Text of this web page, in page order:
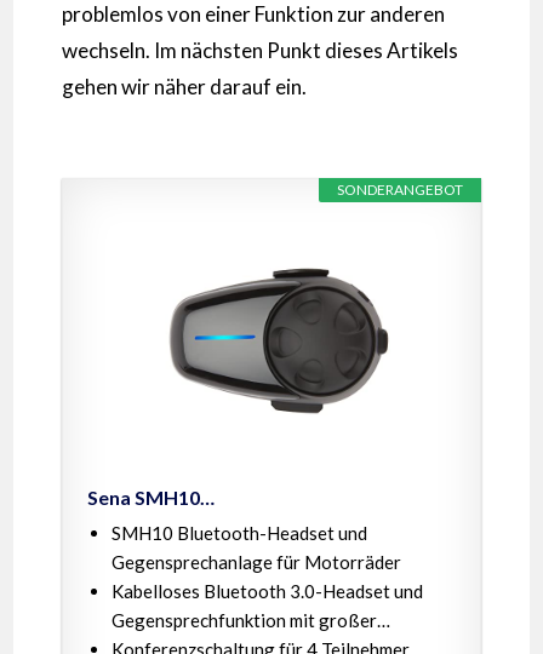
problemlos von einer Funktion zur anderen
wechseln. Im nächsten Punkt dieses Artikels
gehen wir näher darauf ein.
SONDERANGEBOT
Sena SMH10…
SMH10 Bluetooth-Headset und
Gegensprechanlage für Motorräder
Kabelloses Bluetooth 3.0-Headset und
Gegensprechfunktion mit großer…
Konferenzschaltung für 4 Teilnehmer